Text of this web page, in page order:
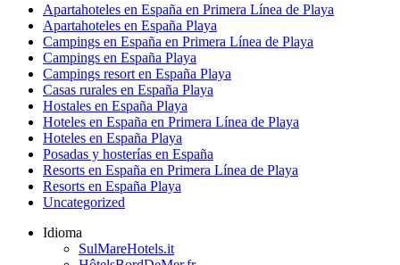
Apartahoteles en España en Primera Línea de Playa
Apartahoteles en España Playa
Campings en España en Primera Línea de Playa
Campings en España Playa
Campings resort en España Playa
Casas rurales en España Playa
Hostales en España Playa
Hoteles en España en Primera Línea de Playa
Hoteles en España Playa
Posadas y hosterías en España
Resorts en España en Primera Línea de Playa
Resorts en España Playa
Uncategorized
Idioma
SulMareHotels.it